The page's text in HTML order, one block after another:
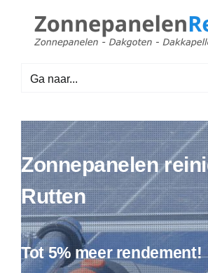
inhoud
Ga naar...
Zonnepanelen
Rutten
Tot 5% meer rendement!